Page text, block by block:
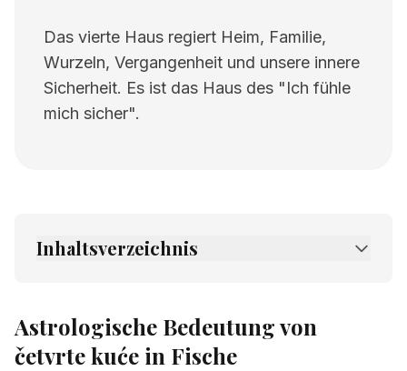
Das vierte Haus regiert Heim, Familie,
Wurzeln, Vergangenheit und unsere innere
Sicherheit. Es ist das Haus des "Ich fühle
mich sicher".
Inhaltsverzeichnis
2. Verwandte Seiten
Astrologische Bedeutung von
četvrte kuće in Fische